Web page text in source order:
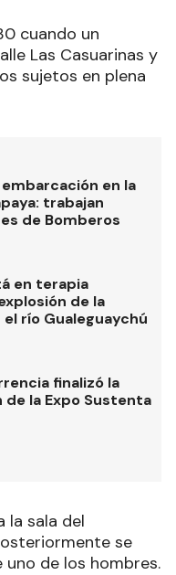
cuando un
Las Casuarinas y
sujetos en plena
en la
trabajan
de Bomberos
en terapia
de la
río Gualeguaychú
finalizó la
la Expo Sustenta
la sala del
se
de los hombres.